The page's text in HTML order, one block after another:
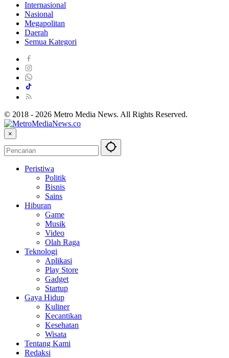
Internasional
Nasional
Megapolitan
Daerah
Semua Kategori
© 2018 - 2026 Metro Media News. All Rights Reserved.
×
Peristiwa
Politik
Bisnis
Sains
Hiburan
Game
Musik
Video
Olah Raga
Teknologi
Aplikasi
Play Store
Gadget
Startup
Gaya Hidup
Kuliner
Kecantikan
Kesehatan
Wisata
Tentang Kami
Redaksi